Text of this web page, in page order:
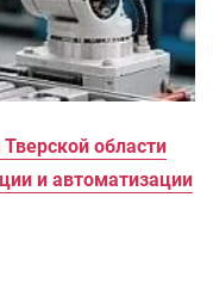
области
и автоматизации